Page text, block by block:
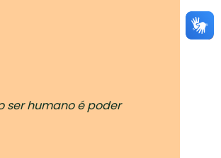
ser humano é poder